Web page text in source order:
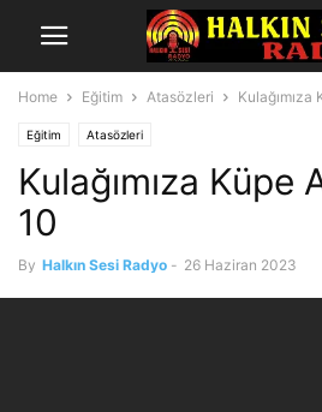
Home Eğitim Atasözleri Kulağımıza
Eğitim Atasözleri
Kulağımıza Küpe
10
By Halkın Sesi Radyo - 26 Haziran 2023